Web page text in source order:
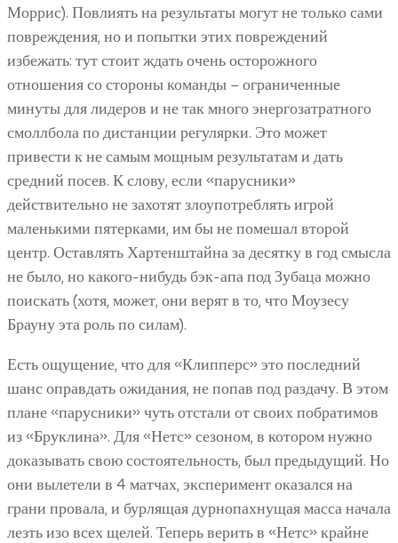
Моррис). Повлиять на результаты могут не только сами
повреждения, но и попытки этих повреждений
избежать: тут стоит ждать очень осторожного
отношения со стороны команды – ограниченные
минуты для лидеров и не так много энергозатратного
смоллбола по дистанции регулярки. Это может
привести к не самым мощным результатам и дать
средний посев. К слову, если «парусники»
действительно не захотят злоупотреблять игрой
маленькими пятерками, им бы не помешал второй
центр. Оставлять Хартенштайна за десятку в год смысла
не было, но какого-нибудь бэк-апа под Зубаца можно
поискать (хотя, может, они верят в то, что Моузесу
Брауну эта роль по силам).
Есть ощущение, что для «Клипперс» это последний
шанс оправдать ожидания, не попав под раздачу. В этом
плане «парусники» чуть отстали от своих побратимов
из «Бруклина». Для «Нетс» сезоном, в котором нужно
доказывать свою состоятельность, был предыдущий. Но
они вылетели в 4 матчах, эксперимент оказался на
грани провала, и бурлящая дурнопахнущая масса начала
лезть изо всех щелей. Теперь верить в «Нетс» крайне